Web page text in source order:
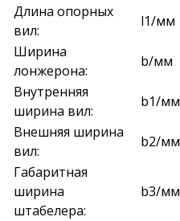
Длина опорных
вил:
l1/мм
Ширина
лонжерона:
b/мм
Внутренняя
ширина вил:
b1/мм
Внешняя ширина
вил:
b2/мм
Габаритная
ширина
штабелера:
b3/мм